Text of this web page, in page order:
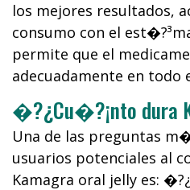
los mejores resultados,
consumo con el
permite que el
adecuadamente en todo
�?¿Cu�?¡nto dura
Una de las preguntas
usuarios potenciales al
Kamagra oral jelly es: